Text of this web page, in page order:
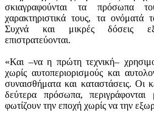
σκιαγραφούνται τα πρόσωπα
χαρακτηριστικά τους, τα ονόματά
Συχνά και μικρές δόσεις
επιστρατεύονται.
«Και –να η πρώτη τεχνική–
χωρίς αυτοπεριορισμούς και
συναισθήματα και καταστάσεις. Οι
δεύτερα πρόσωπα,
φωτίζουν την εποχή χωρίς να την